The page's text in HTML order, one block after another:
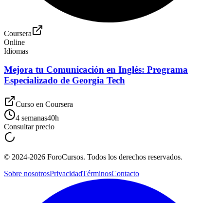
Coursera
Online
Idiomas
Mejora tu Comunicación en Inglés: Programa
Especializado de Georgia Tech
Curso en Coursera
4 semanas40h
Consultar precio
© 2024-2026 ForoCursos. Todos los derechos reservados.
Sobre nosotrosPrivacidadTérminosContacto